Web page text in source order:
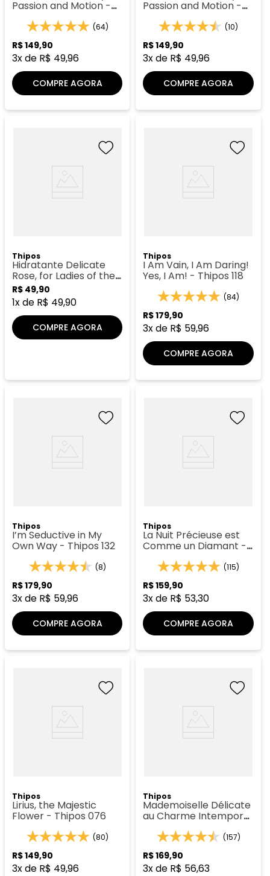
Passion and Motion -
Thipos 054
(64)
R$149,90
3x de R$ 49,96
COMPRE AGORA
Passion and Motion -
Thipos 055
(10)
R$149,90
3x de R$ 49,96
COMPRE AGORA
Thipos
Hidratante Delicate
Rose, for Ladies of the
Court
R$ 49,90
1x de R$ 49,90
COMPRE AGORA
Thipos
I Am Vain, I Am Daring!
Yes, I Am! - Thipos 118
(84)
R$179,90
3x de R$ 59,96
COMPRE AGORA
Thipos
I’m Seductive in My
Own Way - Thipos 132
(8)
R$179,90
3x de R$ 59,96
COMPRE AGORA
Thipos
La Nuit Précieuse est
Comme un Diamant -
Thipos 116
(115)
R$159,90
3x de R$ 53,30
COMPRE AGORA
Thipos
Lirius, the Majestic
Flower - Thipos 076
(80)
R$149,90
3x de R$ 49,96
Thipos
Mademoiselle Délicate
au Charme Intemporel
- Thipos 106
(157)
R$169,90
3x de R$ 56,63